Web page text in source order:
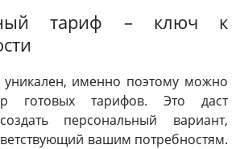
тариф – ключ к
именно поэтому можно
готовых тарифов. Это даст
персональный вариант,
вашим потребностям.